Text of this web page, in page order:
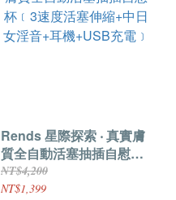
Rends 星際探索 ‧ 真實膚
質全自動活塞抽插自慰杯
﹝3速度活塞伸縮+中日女
淫音+耳機+USB充電﹞
NT$4,200
NT$1,399